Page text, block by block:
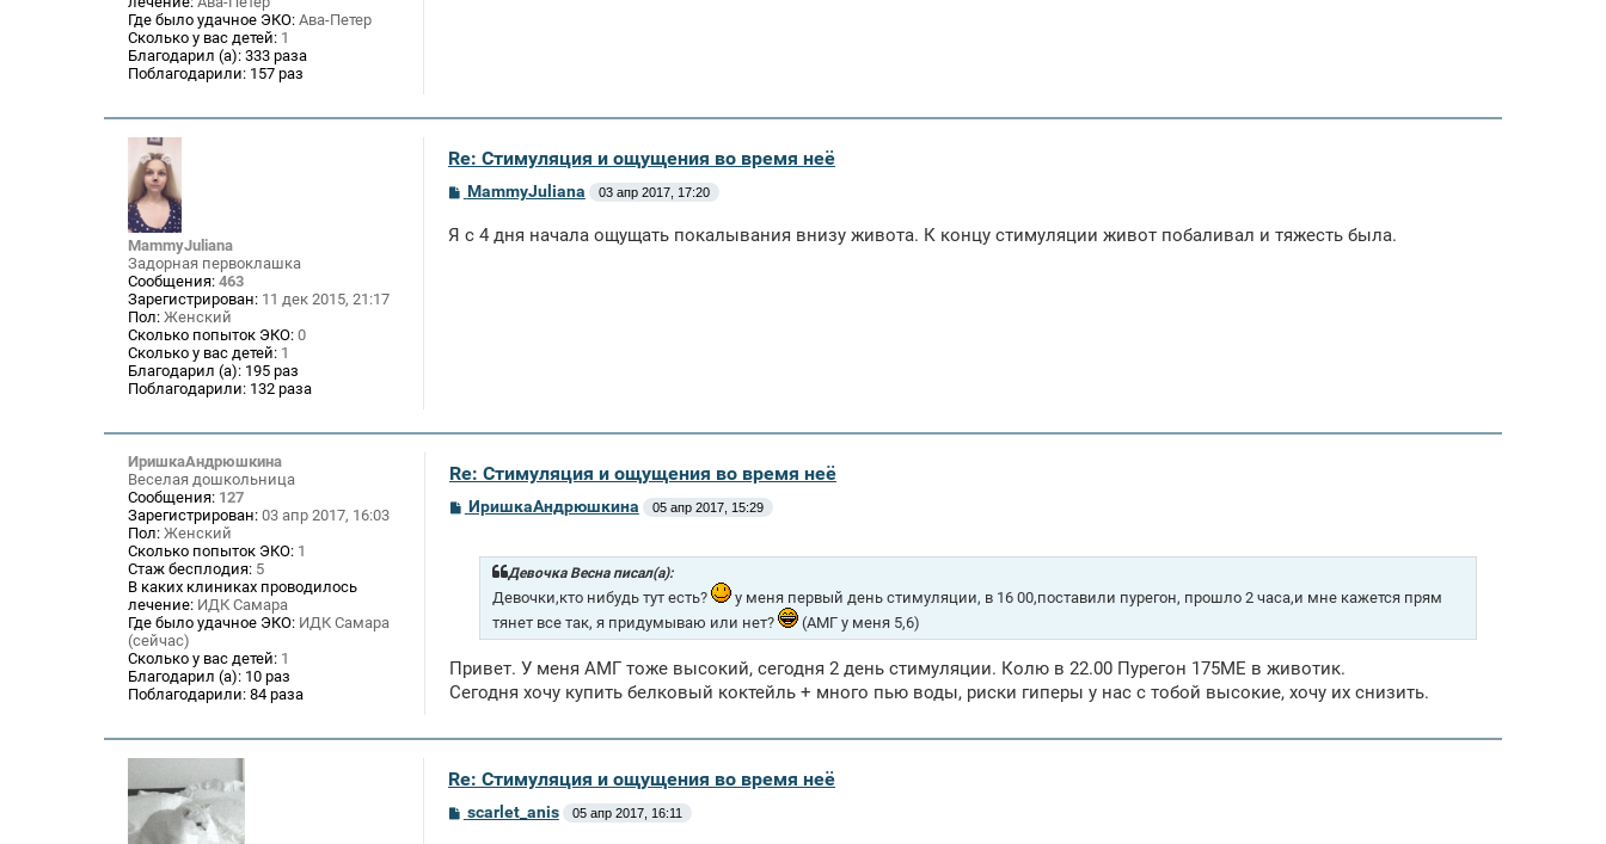
Где было удачное ЭКО: Ава-Петер
Сколько у вас детей: 1
Благодарил (а): 333 раза
Поблагодарили: 157 раз
MammyJuliana
Задорная первоклашка
Сообщения: 463
Зарегистрирован: 11 дек 2015, 21:17
Пол: Женский
Сколько попыток ЭКО: 0
Сколько у вас детей: 1
Благодарил (а): 195 раз
Поблагодарили: 132 раза
Re: Стимуляция и ощущения во время неё
С
б
MammyJuliana 03 апр 2017, 17:20
Я с 4 дня начала ощущать покалывания внизу живота. К концу стимуляции живот побаливал и тяжесть была.
ИришкаАндрюшкина
Веселая дошкольница
Сообщения: 127
Зарегистрирован: 03 апр 2017, 16:03
Пол: Женский
Сколько попыток ЭКО: 1
Стаж бесплодия: 5
В каких клиниках проводилось
лечение: ИДК Самара
Где было удачное ЭКО: ИДК Самара
(сейчас)
Сколько у вас детей: 1
Благодарил (а): 10 раз
Поблагодарили: 84 раза
Re: Стимуляция и ощущения во время неё
СИришкаАндрюшкина 05 апр 2017, 15:29
Девочка Весна писал(а):
Девочки,кто нибудь тут есть?
у меня первый день стимуляции, в 16 00,поставили пурегон, прошло 2 часа,и мне кажется прям
тянет все так, я придумываю или нет?
(АМГ у меня 5,6)
Привет. У меня АМГ тоже высокий, сегодня 2 день стимуляции. Колю в 22.00 Пурегон 175МЕ в животик.
Сегодня хочу купить белковый коктейль + много пью воды, риски гиперы у нас с тобой высокие, хочу их снизить.
Re: Стимуляция и ощущения во время неё
Сscarlet_anis 05 апр 2017, 16:11